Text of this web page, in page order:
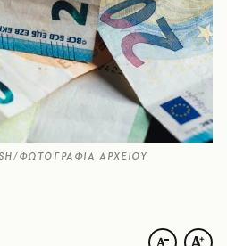
ΦΩΤΟΓΡΑΦΙΑ ΑΡΧΕΙΟΥ